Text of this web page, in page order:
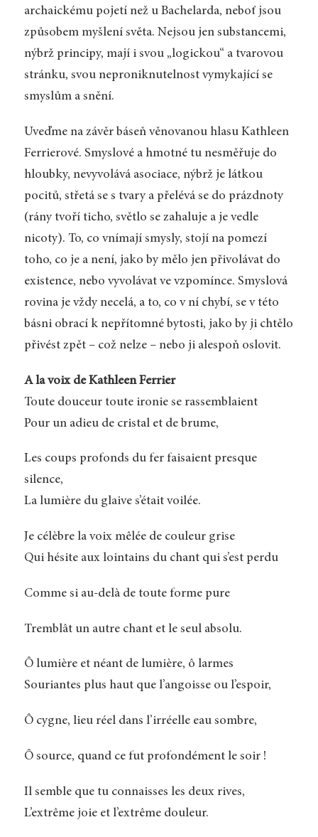
archaickému pojetí než u Bachelarda, neboť jsou
způsobem myšlení světa. Nejsou jen substancemi,
nýbrž principy, mají i svou „logickou“ a tvarovou
stránku, svou neproniknutelnost vymykající se
smyslům a snění.
Uveďme na závěr báseň věnovanou hlasu Kathleen
Ferrierové. Smyslové a hmotné tu nesměřuje do
hloubky, nevyvolává asociace, nýbrž je látkou
pocitů, střetá se s tvary a přelévá se do prázdnoty
(rány tvoří ticho, světlo se zahaluje a je vedle
nicoty). To, co vnímají smysly, stojí na pomezí
toho, co je a není, jako by mělo jen přivolávat do
existence, nebo vyvolávat ve vzpomínce. Smyslová
rovina je vždy necelá, a to, co v ní chybí, se v této
básni obrací k nepřítomné bytosti, jako by ji chtělo
přivést zpět – což nelze – nebo ji alespoň oslovit.
A la voix de Kathleen Ferrier
Toute douceur toute ironie se rassemblaient
Pour un adieu de cristal et de brume,
Les coups profonds du fer faisaient presque
silence,
La lumière du glaive s’était voilée.
Je célèbre la voix mêlée de couleur grise
Qui hésite aux lointains du chant qui s’est perdu
Comme si au-delà de toute forme pure
Tremblât un autre chant et le seul absolu.
Ô lumière et néant de lumière, ô larmes
Souriantes plus haut que l’angoisse ou l’espoir,
Ô cygne, lieu réel dans l’irréelle eau sombre,
Ô source, quand ce fut profondément le soir !
Il semble que tu connaisses les deux rives,
L’extrême joie et l’extrême douleur.